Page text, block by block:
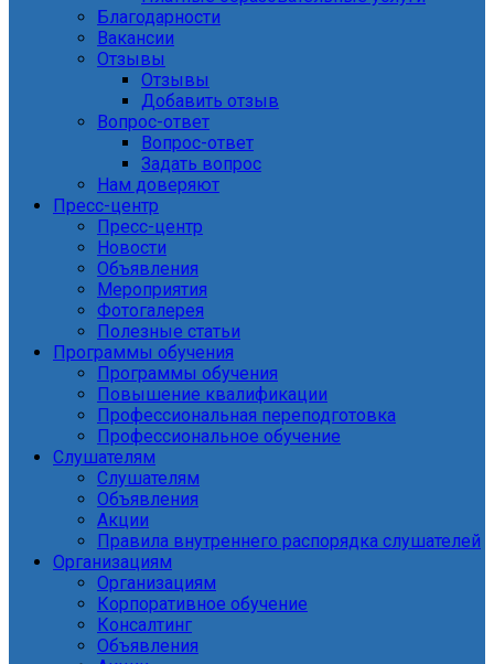
Благодарности
Вакансии
Отзывы
Отзывы
Добавить отзыв
Вопрос-ответ
Вопрос-ответ
Задать вопрос
Нам доверяют
Пресс-центр
Пресс-центр
Новости
Объявления
Мероприятия
Фотогалерея
Полезные статьи
Программы обучения
Программы обучения
Повышение квалификации
Профессиональная переподготовка
Профессиональное обучение
Слушателям
Слушателям
Объявления
Акции
Правила внутреннего распорядка слушателей
Организациям
Организациям
Корпоративное обучение
Консалтинг
Объявления